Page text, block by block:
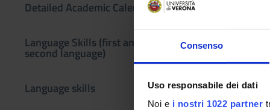
Consenso
Uso responsabile dei dati
Noi e i nostri 1022 partner
Detailed Academic Calendar
Language Skills (first and
second language)
Language skills